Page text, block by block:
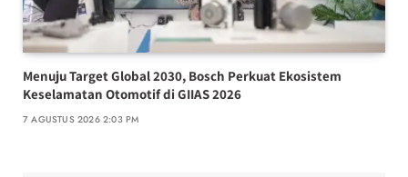
Menuju Target Global 2030, Bosch Perkuat Ekosistem
Keselamatan Otomotif di GIIAS 2026
7 AGUSTUS 2026 2:03 PM